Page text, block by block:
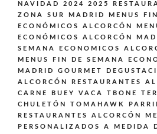
NAVIDAD 2024 2025
ZONA SUR MADRID
MENUS
ECONÓMICOS ALCORCÓN
ECONÓMICOS ALCORCÓN
SEMANA ECONOMICOS
MENUS FIN DE SEMANA
MADRID GOURMET
ALCORCÓN
RESTAURANTES
CARNE BUEY VACA TBONE
CHULETÓN TOMAHAWK
RESTAURANTES ALCORCÓN
PERSONALIZADOS A MEDIDA